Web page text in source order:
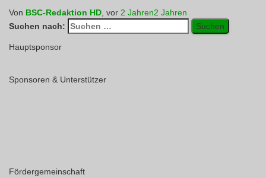
Von BSC-Redaktion HD , vor 2 Jahren2 Jahren
Suchen nach:
Hauptsponsor
Sponsoren & Unterstützer
Fördergemeinschaft